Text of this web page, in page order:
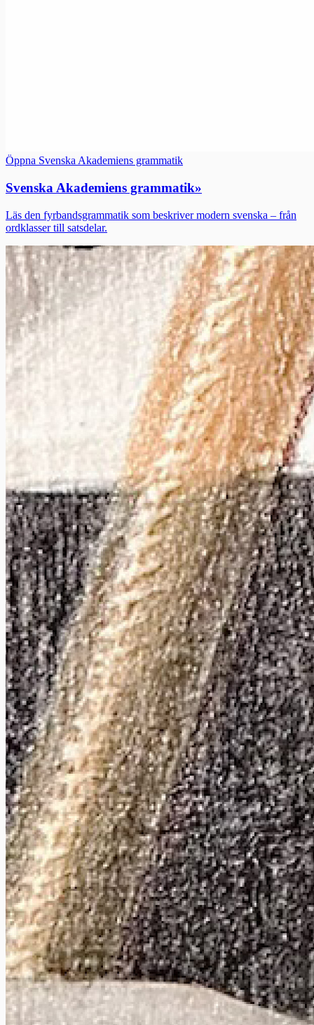
Öppna Svenska Akademiens grammatik
Svenska Akademiens grammatik»
Läs den fyrbandsgrammatik som beskriver modern svenska – från
ordklasser till satsdelar.